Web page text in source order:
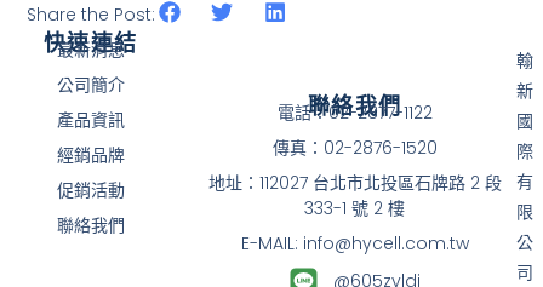
Share the Post:
翰
新
國
際
有
限
公
司
快速連結
最新消息
公司簡介
產品資訊
經銷品牌
促銷活動
聯絡我們
聯絡我們
電話：02-2877-1122
傳真：02-2876-1520
地址：112027 台北市北投區石牌路 2 段
333-1 號 2 樓
E-MAIL: info@hycell.com.tw
@605zyldi